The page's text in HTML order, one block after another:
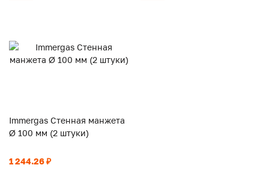
Immergas Стенная манжета
Ø 100 мм (2 штуки)
1 244.26 ₽